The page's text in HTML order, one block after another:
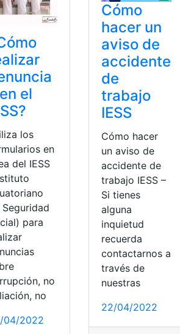
el
los
en
del IESS
para
no
no
04/2022
Cómo
hacer un
aviso de
accidente
de
trabajo
IESS
Cómo hacer
un aviso de
accidente de
trabajo IESS –
Si tienes
alguna
inquietud
recuerda
contactarnos a
través de
nuestras
22/04/2022